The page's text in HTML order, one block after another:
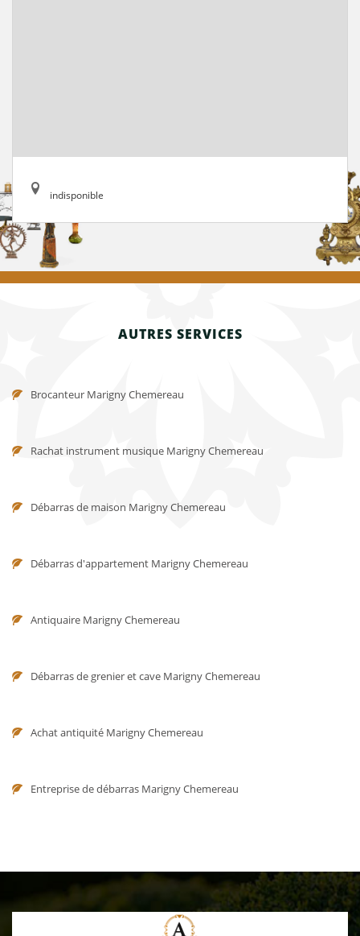
indisponible
AUTRES SERVICES
Brocanteur Marigny Chemereau
Rachat instrument musique Marigny Chemereau
Débarras de maison Marigny Chemereau
Débarras d'appartement Marigny Chemereau
Antiquaire Marigny Chemereau
Débarras de grenier et cave Marigny Chemereau
Achat antiquité Marigny Chemereau
Entreprise de débarras Marigny Chemereau